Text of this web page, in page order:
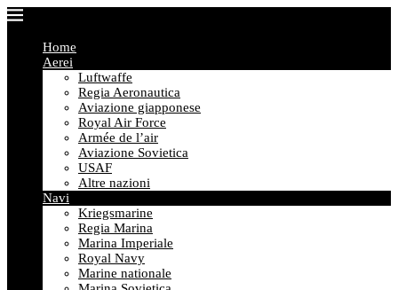
Home
Aerei
Luftwaffe
Regia Aeronautica
Aviazione giapponese
Royal Air Force
Armée de l’air
Aviazione Sovietica
USAF
Altre nazioni
Navi
Kriegsmarine
Regia Marina
Marina Imperiale
Royal Navy
Marine nationale